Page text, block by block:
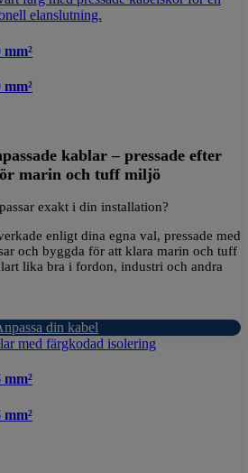
kablar – pressade efter
marin och tuff miljö
exakt i din installation?
enligt dina egna val, pressade med
och byggda för att klara marin och tuff
lika bra i fordon, industri och andra
din kabel